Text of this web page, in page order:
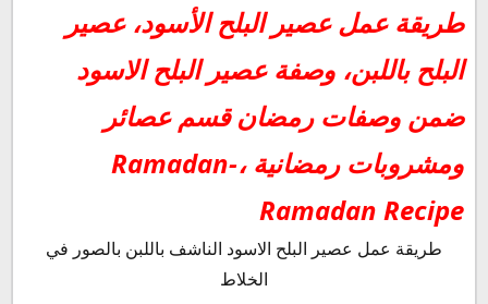
طريقة عمل عصير البلح الأسود، عصير
البلح باللبن، وصفة عصير البلح الاسود
ضمن وصفات رمضان قسم عصائر
ومشروبات رمضانية ،Ramadan-
Ramadan Recipe
طريقة عمل عصير البلح الاسود الناشف باللبن بالصور في
الخلاط